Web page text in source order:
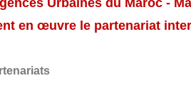
Urbaines du Maroc -
en œuvre le partenariat